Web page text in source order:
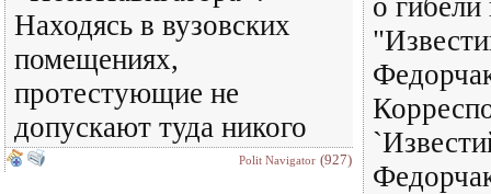
Находясь в вузовских
помещениях,
протестующие не
допускают туда никого
Polit Navigator (927)